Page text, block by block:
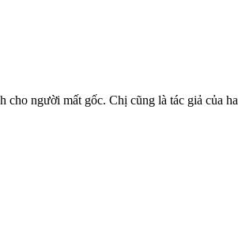
người mất gốc. Chị cũng là tác giả của